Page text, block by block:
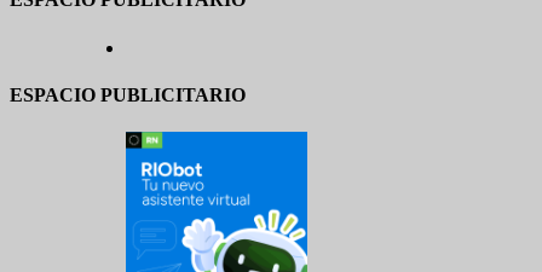
ESPACIO PUBLICITARIO